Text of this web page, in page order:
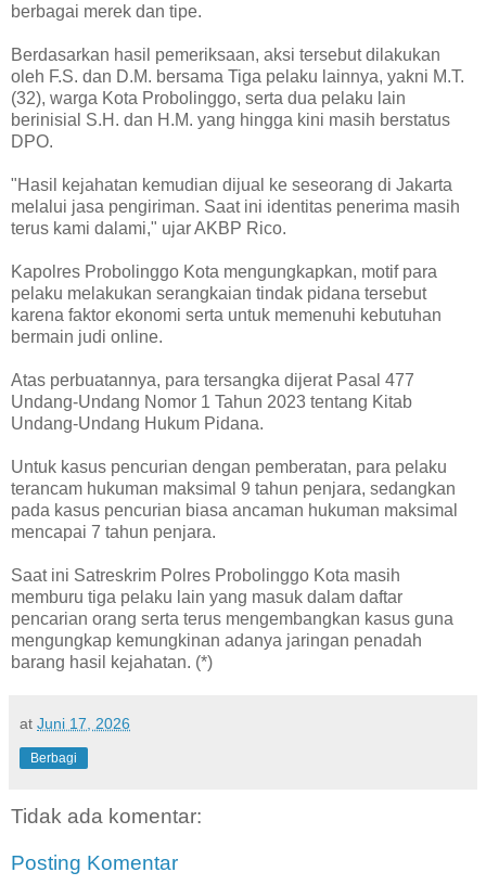
berbagai merek dan tipe.
Berdasarkan hasil pemeriksaan, aksi tersebut dilakukan
oleh F.S. dan D.M. bersama Tiga pelaku lainnya, yakni M.T.
(32), warga Kota Probolinggo, serta dua pelaku lain
berinisial S.H. dan H.M. yang hingga kini masih berstatus
DPO.
"Hasil kejahatan kemudian dijual ke seseorang di Jakarta
melalui jasa pengiriman. Saat ini identitas penerima masih
terus kami dalami," ujar AKBP Rico.
Kapolres Probolinggo Kota mengungkapkan, motif para
pelaku melakukan serangkaian tindak pidana tersebut
karena faktor ekonomi serta untuk memenuhi kebutuhan
bermain judi online.
Atas perbuatannya, para tersangka dijerat Pasal 477
Undang-Undang Nomor 1 Tahun 2023 tentang Kitab
Undang-Undang Hukum Pidana.
Untuk kasus pencurian dengan pemberatan, para pelaku
terancam hukuman maksimal 9 tahun penjara, sedangkan
pada kasus pencurian biasa ancaman hukuman maksimal
mencapai 7 tahun penjara.
Saat ini Satreskrim Polres Probolinggo Kota masih
memburu tiga pelaku lain yang masuk dalam daftar
pencarian orang serta terus mengembangkan kasus guna
mengungkap kemungkinan adanya jaringan penadah
barang hasil kejahatan. (*)
at Juni 17, 2026
Berbagi
Tidak ada komentar:
Posting Komentar